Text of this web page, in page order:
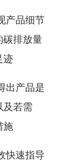
产品细节
碳排放量
迹
出产品是
及若需
施
快速指导